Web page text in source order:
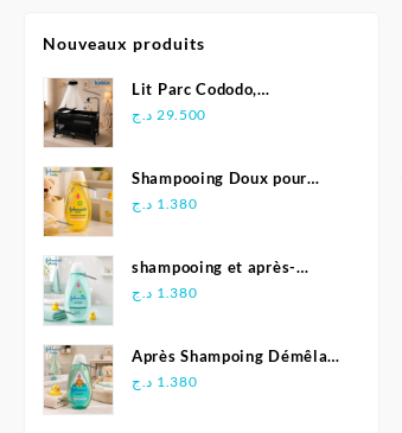
Nouveaux produits
Lit Parc Cododo,
Multifonction - Kidilo
29.500 د.ج
Shampooing Doux pour
Bébé 500 ml - Johnson's
1.380 د.ج
shampooing et après-
shampoing 2en1 Soft &
1.380 د.ج
Après Shampoing Démêlant
pour bébé - Johnson'S Baby
1.380 د.ج